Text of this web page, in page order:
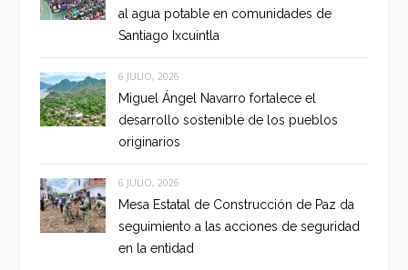
al agua potable en comunidades de
Santiago Ixcuintla
6 JULIO, 2026
Miguel Ángel Navarro fortalece el
desarrollo sostenible de los pueblos
originarios
6 JULIO, 2026
Mesa Estatal de Construcción de Paz da
seguimiento a las acciones de seguridad
en la entidad